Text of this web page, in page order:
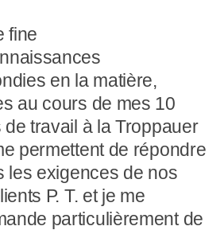
fine
en la matière,
au cours de mes 10
de travail à la Troppauer
permettent de répondre
les exigences de nos
P. T. et je me
particulièrement de